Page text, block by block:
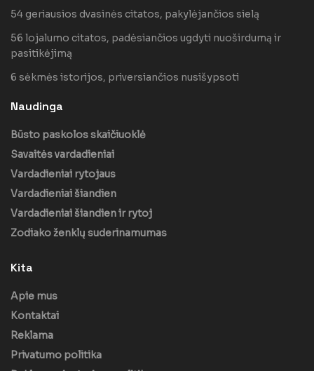
54 geriausios dvasinės citatos, pakylėjančios sielą
56 lojalumo citatos, padėsiančios ugdyti nuoširdumą ir
pasitikėjimą
6 sėkmės istorijos, priversiančios nusišypsoti
Naudinga
Būsto paskolos skaičiuoklė
Savaitės vardadieniai
Vardadieniai rytojaus
Vardadieniai šiandien
Vardadieniai šiandien ir rytoj
Zodiako ženklų suderinamumas
Kita
Apie mus
Kontaktai
Reklama
Privatumo politika